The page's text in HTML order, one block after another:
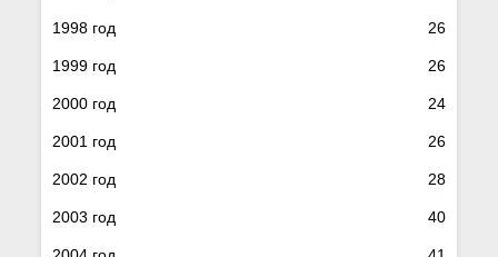
1998 год 26
1999 год 26
2000 год 24
2001 год 26
2002 год 28
2003 год 40